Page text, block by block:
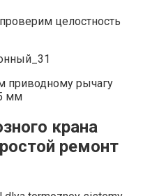
целостность
приводному рычагу
мм
крана
ремонт